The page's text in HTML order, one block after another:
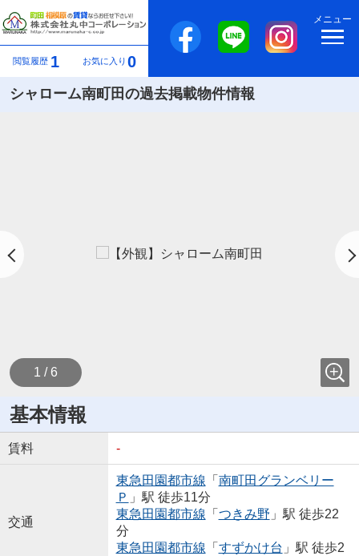
閲覧履歴 1 お気に入り 0
メニュー
シャローム南町田の過去掲載物件情報
1 / 6
基本情報
賃料 -
交通
東急田園都市線 「 南町田グランベリー
Ｐ 」駅 徒歩11分
東急田園都市線 「 つきみ野 」駅 徒歩22
分
東急田園都市線 「 すずかけ台 」駅 徒歩2